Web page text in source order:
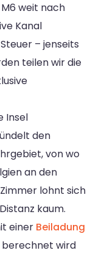
weit nach
Kanal
– jenseits
teilen wir die
Insel
den
von wo
an den
lohnt sich
kaum.
einer Beiladung
berechnet wird